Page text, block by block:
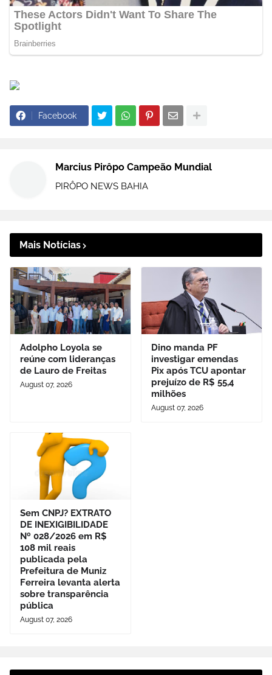
Facebook
Marcius Pirôpo Campeão Mundial
PIRÔPO NEWS BAHIA
Mais Notícias
Adolpho Loyola se
reúne com lideranças
de Lauro de Freitas
August 07, 2026
Dino manda PF
investigar emendas
Pix após TCU apontar
prejuízo de R$ 55,4
milhões
August 07, 2026
Sem CNPJ? EXTRATO
DE INEXIGIBILIDADE
Nº 028/2026 em R$
108 mil reais
publicada pela
Prefeitura de Muniz
Ferreira levanta alerta
sobre transparência
pública
August 07, 2026